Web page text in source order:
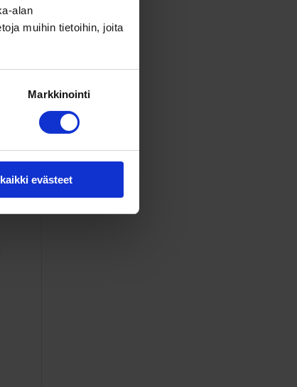
alan
muihin tietoihin, joita
Markkinointi
evästeet